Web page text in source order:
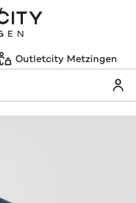
Outletcity Metzingen